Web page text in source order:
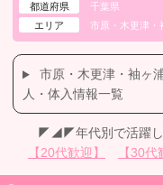
都道府県
千葉県
エリア
市原・木更津・
市原・木更津・袖ヶ
人・体入情報一覧
◤◢◤年代別で活躍
【20代歓迎】
【30代